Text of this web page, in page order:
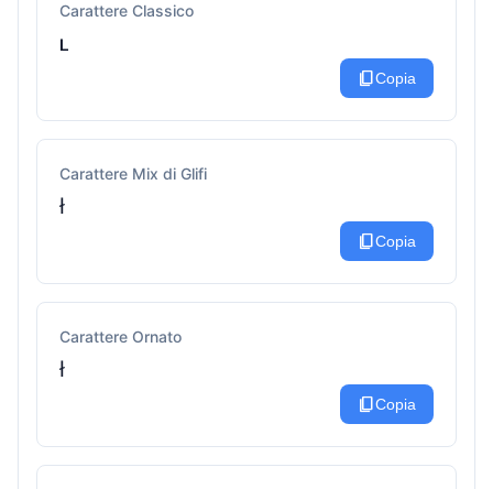
Carattere Classico
ʟ
content_copyCopia
Carattere Mix di Glifi
ł
content_copyCopia
Carattere Ornato
ł
content_copyCopia